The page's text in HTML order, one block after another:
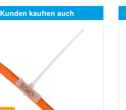
Kunden kauften auch